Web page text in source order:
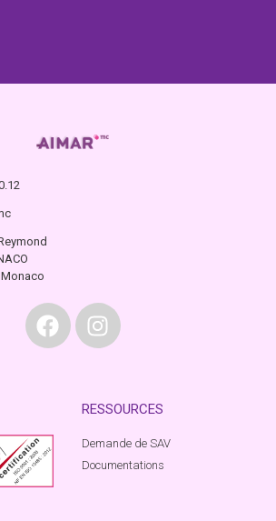
RESSOURCES
Demande de SAV
Documentations